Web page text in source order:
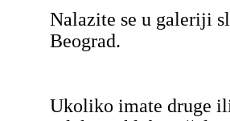
Nalazite se u galeriji
Beograd.
Ukoliko imate druge